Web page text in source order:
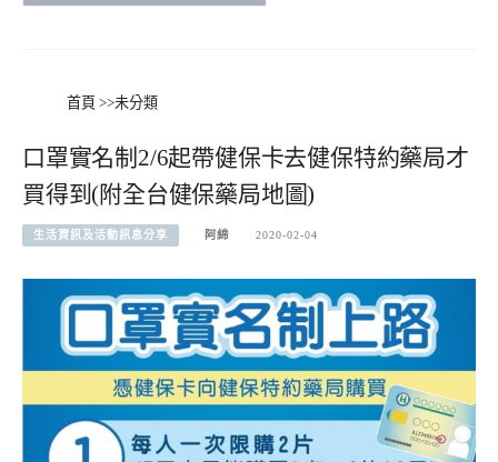
首頁 >>未分類
口罩實名制2/6起帶健保卡去健保特約藥局才
買得到(附全台健保藥局地圖)
生活資訊及活動訊息分享 阿綿 2020-02-04